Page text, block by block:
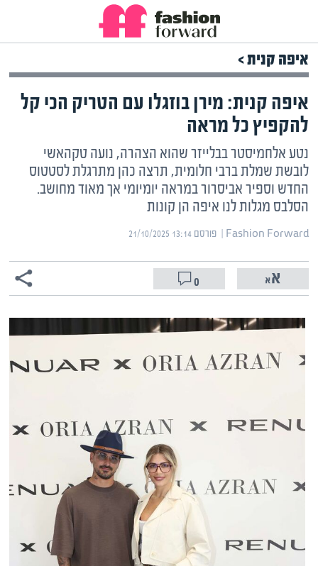
איפה קנית >
איפה קנית: מירן בוזגלו עם הטריק הכי קל
להקפיץ כל מראה
נטע אלחמיסטר בבלייזר שהוא הצהרה, נועה טקהאשי
לובשת שמלת ברבי חלומית, תרצה כהן מתרגלת לסטטוס
החדש וספיר אביסרור במראה יומיומי אך מאוד מחושב.
הסלבס מגלות לנו איפה הן קונות
Fashion Forward | ‏ פורסם ‎21/10/2025 13:14
0